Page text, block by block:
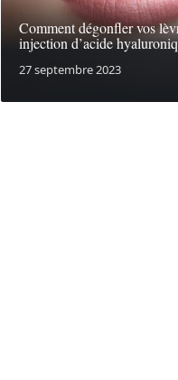
Comment dégonfler vos
injection d’acide
27 septembre 2023